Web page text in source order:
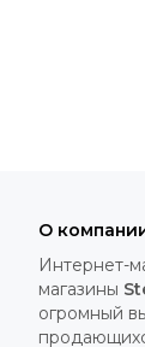
О
Интернет-
магазины
огромный